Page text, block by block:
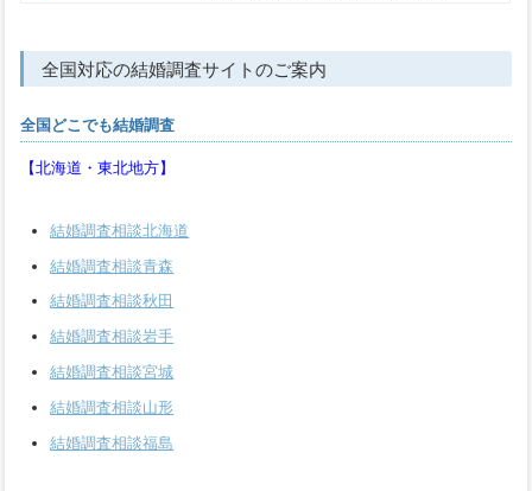
全国対応の結婚調査サイトのご案内
全国どこでも結婚調査
【北海道・東北地方】
結婚調査相談北海道
結婚調査相談青森
結婚調査相談秋田
結婚調査相談岩手
結婚調査相談宮城
結婚調査相談山形
結婚調査相談福島